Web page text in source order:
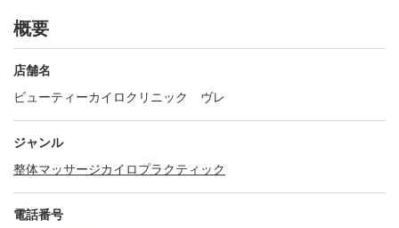
概要
店舗名
ビューティーカイロクリニック ヴレ
ジャンル
整体マッサージカイロプラクティック
電話番号